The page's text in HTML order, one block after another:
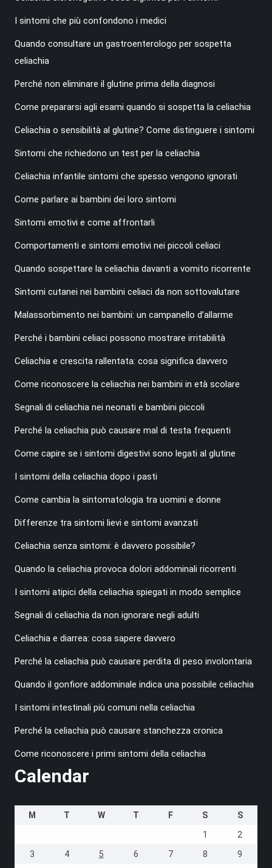
I sintomi che più confondono i medici
Quando consultare un gastroenterologo per sospetta
celiachia
Perché non eliminare il glutine prima della diagnosi
Come prepararsi agli esami quando si sospetta la celiachia
Celiachia o sensibilità al glutine? Come distinguere i sintomi
Sintomi che richiedono un test per la celiachia
Celiachia infantile sintomi che spesso vengono ignorati
Come parlare ai bambini dei loro sintomi
Sintomi emotivi e come affrontarli
Comportamenti e sintomi emotivi nei piccoli celiaci
Quando sospettare la celiachia davanti a vomito ricorrente
Sintomi cutanei nei bambini celiaci da non sottovalutare
Malassorbimento nei bambini: un campanello d’allarme
Perché i bambini celiaci possono mostrare irritabilità
Celiachia e crescita rallentata: cosa significa davvero
Come riconoscere la celiachia nei bambini in età scolare
Segnali di celiachia nei neonati e bambini piccoli
Perché la celiachia può causare mal di testa frequenti
Come capire se i sintomi digestivi sono legati al glutine
I sintomi della celiachia dopo i pasti
Come cambia la sintomatologia tra uomini e donne
Differenze tra sintomi lievi e sintomi avanzati
Celiachia senza sintomi: è davvero possibile?
Quando la celiachia provoca dolori addominali ricorrenti
I sintomi atipici della celiachia spiegati in modo semplice
Segnali di celiachia da non ignorare negli adulti
Celiachia e diarrea: cosa sapere davvero
Perché la celiachia può causare perdita di peso involontaria
Quando il gonfiore addominale indica una possibile celiachia
I sintomi intestinali più comuni nella celiachia
Perché la celiachia può causare stanchezza cronica
Come riconoscere i primi sintomi della celiachia
Calendar
M T W T F S
S
1
2
3
4 5 6 7 8
9